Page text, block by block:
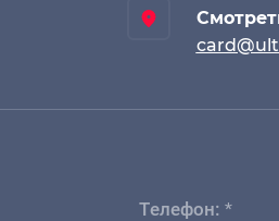
Телефон: *